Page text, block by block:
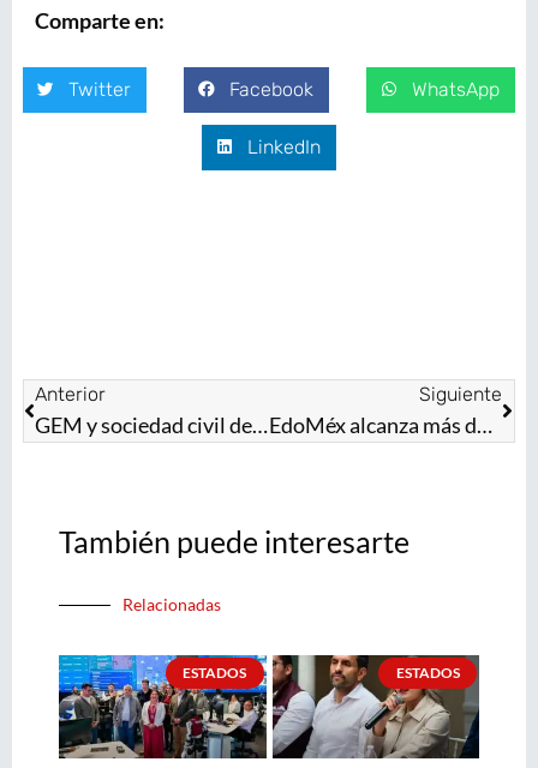
Comparte en:
Twitter Facebook WhatsApp
LinkedIn
Anterior
GEM y sociedad civil devuelven sonrisas a niñas y niños mexiquenses durante Primera Jornada Quirúrgica de Corrección de Labio y Paladar Hendido
Siguiente
EdoMéx alcanza más del 95 por ciento en vacunación antirrábica canina y felina
También puede interesarte
Relacionadas
ESTADOS ESTADOS